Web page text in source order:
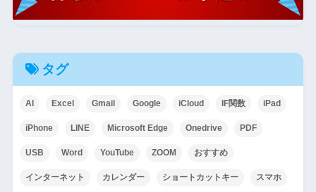
タグ
AI Excel Gmail Google iCloud IF関数 iPad
iPhone LINE Microsoft Edge Onedrive PDF
USB Word YouTube ZOOM おすすめ
インターネット カレンダー ショートカットキー スマホ